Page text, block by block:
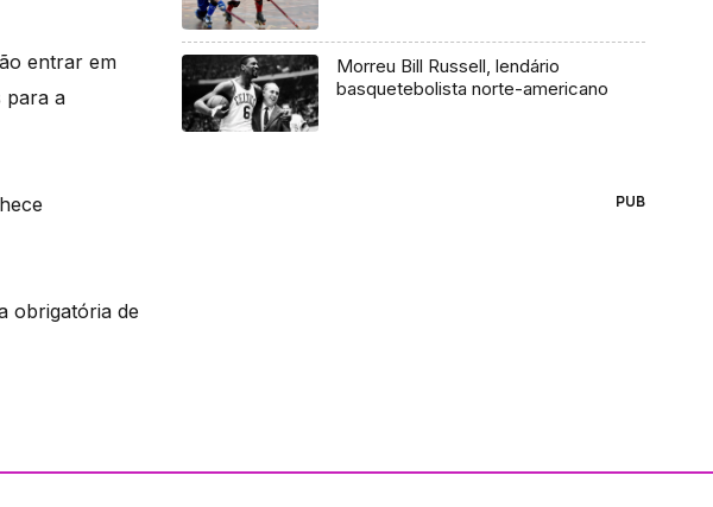
entrar em
para a
obrigatória de
Morreu Bill Russell, lendário
basquetebolista norte-americano
PUB